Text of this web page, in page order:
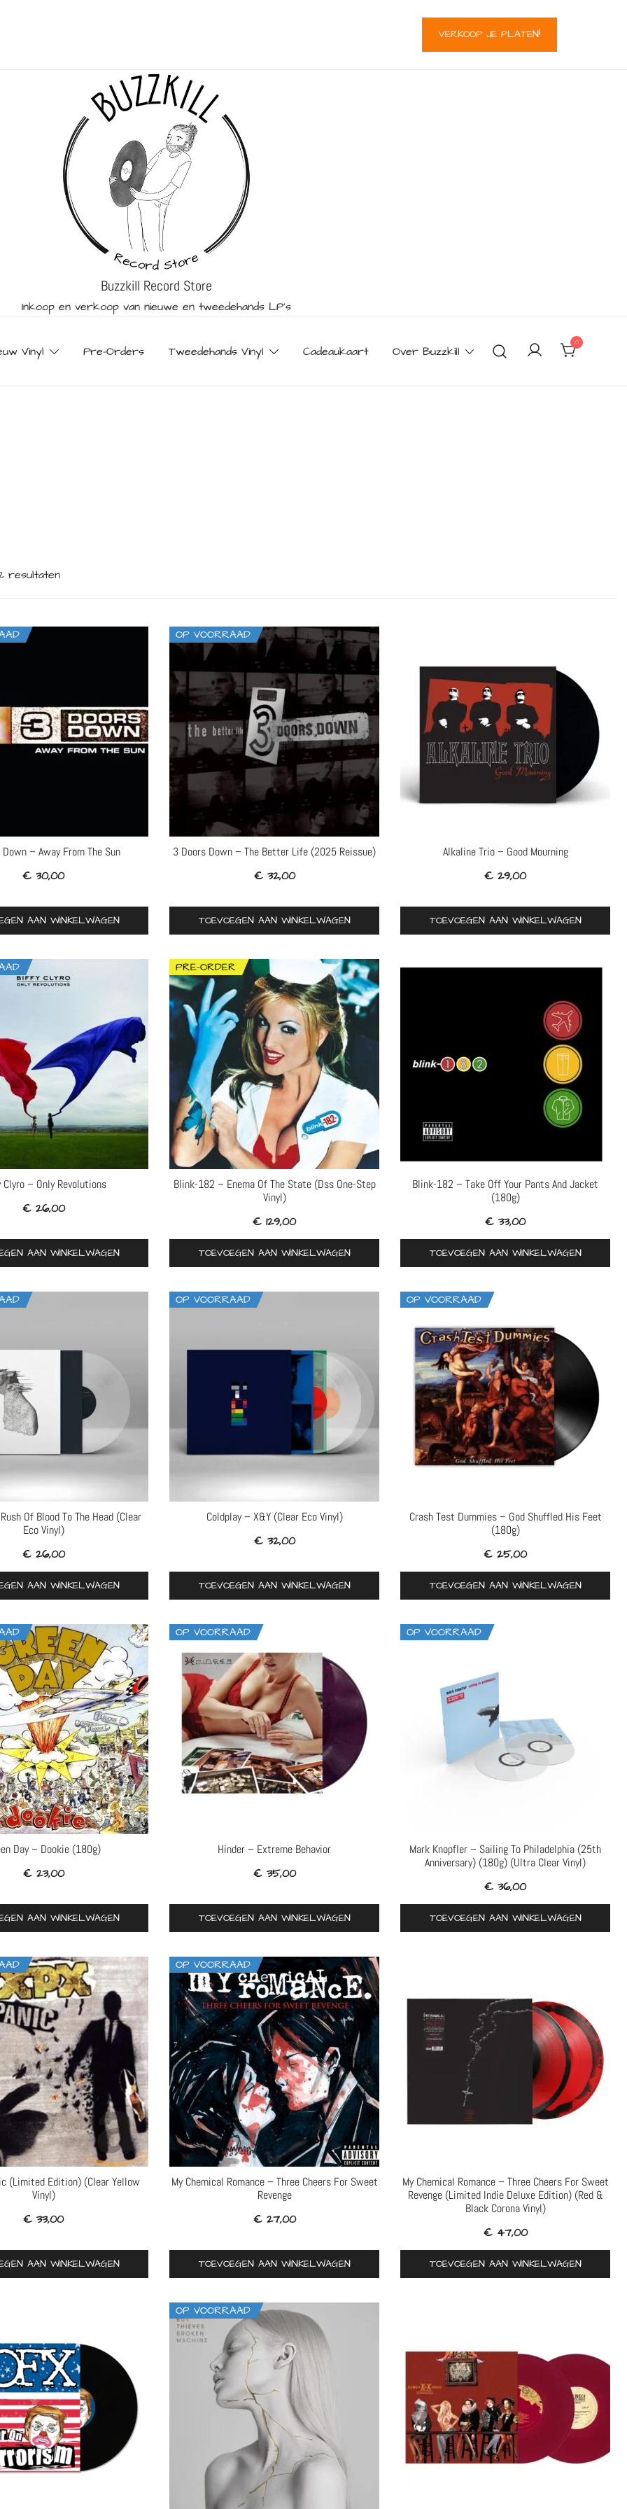
VERKOOP JE PLATEN!
Buzzkill Record Store
Inkoop en verkoop van nieuwe en tweedehands LP's
Vinyl Pre-Orders Tweedehands Vinyl Cadeaukaart Over Buzzkill
0
resultaten
– Away From The Sun
€ 30,00
AAN WINKELWAGEN
OP VOORRAAD
3 Doors Down – The Better Life (2025 Reissue)
€32,00
TOEVOEGEN AAN WINKELWAGEN
Alkaline Trio – Good Mourning
€ 29,00
TOEVOEGEN AAN WINKELWAGEN
– Only Revolutions
€26,00
AAN WINKELWAGEN
PRE-ORDER
Blink-182 – Enema Of The State (Dss One-Step
Vinyl)
€ 129,00
TOEVOEGEN AAN WINKELWAGEN
Blink-182 – Take Off Your Pants And Jacket
(180g)
€ 33,00
TOEVOEGEN AAN WINKELWAGEN
Of Blood To The Head (Clear
Eco Vinyl)
€26,00
AAN WINKELWAGEN
OP VOORRAAD
Coldplay – X&Y (Clear Eco Vinyl)
€32,00
TOEVOEGEN AAN WINKELWAGEN
OP VOORRAAD
Crash Test Dummies – God Shuffled His Feet
(180g)
€ 25,00
TOEVOEGEN AAN WINKELWAGEN
Day – Dookie (180g)
€23,00
AAN WINKELWAGEN
OP VOORRAAD
Hinder – Extreme Behavior
€35,00
TOEVOEGEN AAN WINKELWAGEN
OP VOORRAAD
Mark Knopfler – Sailing To Philadelphia (25th
Anniversary) (180g) (Ultra Clear Vinyl)
€ 36,00
TOEVOEGEN AAN WINKELWAGEN
(Limited Edition) (Clear Yellow
Vinyl)
€ 33,00
AAN WINKELWAGEN
OP VOORRAAD
My Chemical Romance – Three Cheers For Sweet
Revenge
€27,00
TOEVOEGEN AAN WINKELWAGEN
My Chemical Romance – Three Cheers For Sweet
Revenge (Limited Indie Deluxe Edition) (Red &
Black Corona Vinyl)
€47,00
TOEVOEGEN AAN WINKELWAGEN
OP VOORRAAD